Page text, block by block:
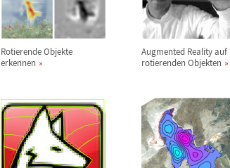
Rotierende Objekte
erkennen
Augmented Reality auf
rotierenden Objekten